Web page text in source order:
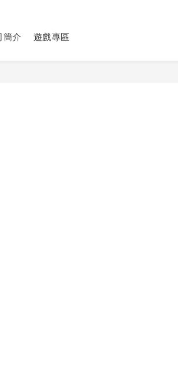
簡介 遊戲專區